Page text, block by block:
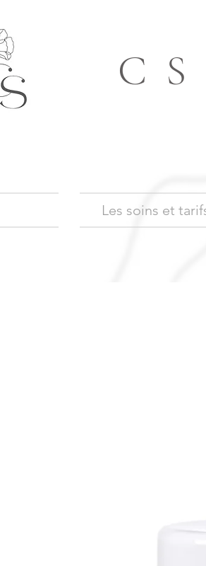
Les soins et